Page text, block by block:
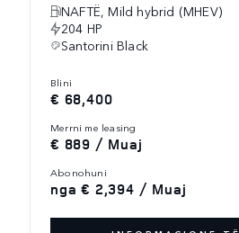
NAFTË, Mild hybrid (MHEV)
204 HP
Santorini Black
blini
€ 68,400
merrni me leasing
€ 889 / Muaj
abonohuni
nga € 2,394 / Muaj